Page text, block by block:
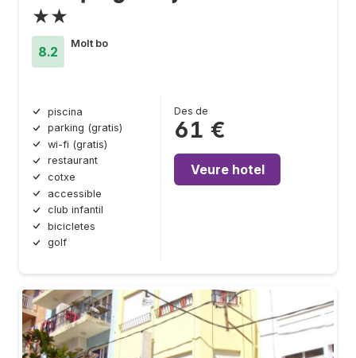
★★
8.2
Molt bo
piscina
parking (gratis)
wi-fi (gratis)
restaurant
cotxe
accessible
club infantil
bicicletes
golf
Des de
61 €
Veure hotel